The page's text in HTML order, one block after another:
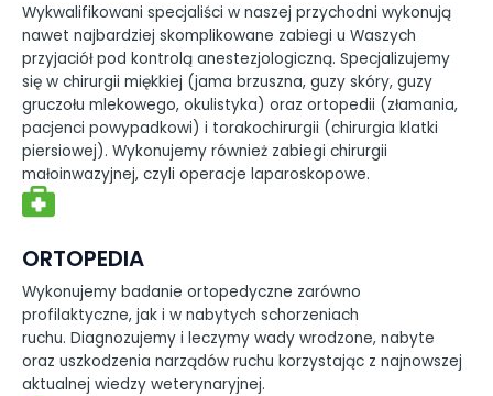
Wykwalifikowani specjaliści w naszej przychodni wykonują
nawet najbardziej skomplikowane zabiegi u Waszych
przyjaciół pod kontrolą anestezjologiczną. Specjalizujemy
się w chirurgii miękkiej (jama brzuszna, guzy skóry, guzy
gruczołu mlekowego, okulistyka) oraz ortopedii (złamania,
pacjenci powypadkowi) i torakochirurgii (chirurgia klatki
piersiowej). Wykonujemy również zabiegi chirurgii
małoinwazyjnej, czyli operacje laparoskopowe.
ORTOPEDIA
Wykonujemy badanie ortopedyczne zarówno
profilaktyczne, jak i w nabytych schorzeniach
ruchu. Diagnozujemy i leczymy wady wrodzone, nabyte
oraz uszkodzenia narządów ruchu korzystając z najnowszej
aktualnej wiedzy weterynaryjnej.